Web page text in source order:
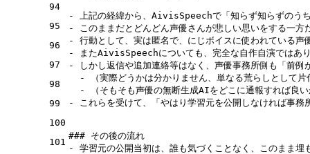
94
95
96
97
98
99
100
101
-
-
-
-
-
  -
  -
-
これらを受けて、「やはり学習元を公開しなければ事務
### その後の流れ
-